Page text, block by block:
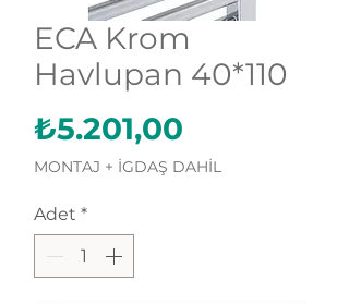
ECA Krom
Havlupan 40*110
₺5.201,00
MONTAJ + İGDAŞ DAHİL
Adet *